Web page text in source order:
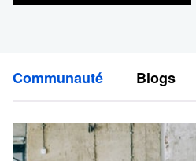
Communauté Blogs